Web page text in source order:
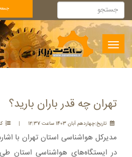
جمعه 16 مرداد 1405
Toggle
navigation
تهران چه قدر باران بارید؟
تاريخ:چهاردهم آبان 1403 ساعت 12:37 | کد
مدیرکل هواشناسی استان تهران با